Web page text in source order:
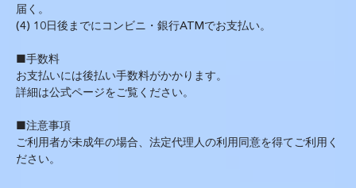
届く。
(4) 10日後までにコンビニ・銀行ATMでお支払い。
■手数料
お支払いには後払い手数料がかかります。
詳細は公式ページをご覧ください。
■注意事項
ご利用者が未成年の場合、法定代理人の利用同意を得てご利用く
ださい。